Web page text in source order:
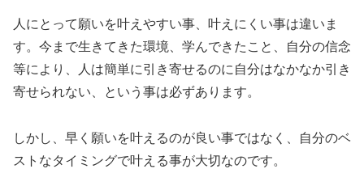
人にとって願いを叶えやすい事、叶えにくい事は違いま
す。今まで生きてきた環境、学んできたこと、自分の信念
等により、人は簡単に引き寄せるのに自分はなかなか引き
寄せられない、という事は必ずあります。
しかし、早く願いを叶えるのが良い事ではなく、自分のベ
ストなタイミングで叶える事が大切なのです。